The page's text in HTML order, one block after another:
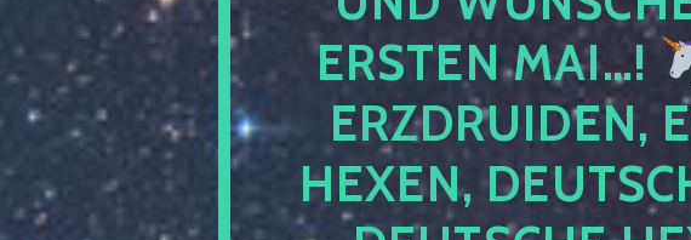
ERSTEN MAI…!
ERZDRUIDEN,
HEXEN,